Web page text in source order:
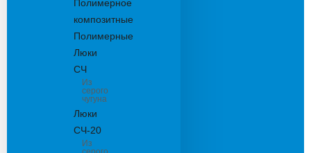
Полимерное
композитные
Полимерные
Люки
СЧ
Из
серого
чугуна
Люки
СЧ-20
Из